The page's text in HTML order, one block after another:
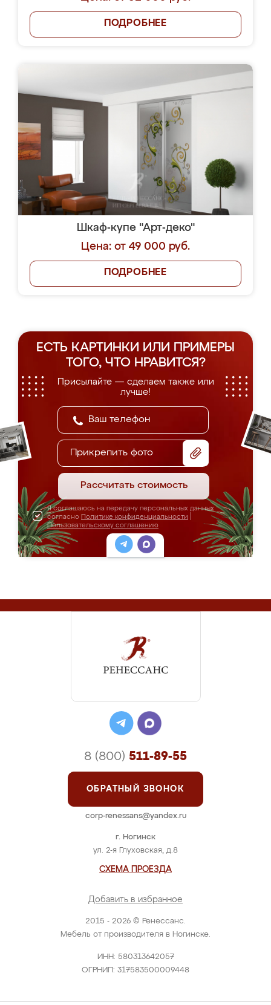
ПОДРОБНЕЕ
Шкаф-купе "Арт-деко"
Цена: от 49 000 руб.
ПОДРОБНЕЕ
ЕСТЬ КАРТИНКИ ИЛИ ПРИМЕРЫ
ТОГО, ЧТО НРАВИТСЯ?
Присылайте — сделаем также или
лучше!
Прикрепить фото
Рассчитать стоимость
Я соглашаюсь на передачу персональных данных
согласно Политике конфиденциальности
Пользовательскому соглашению
2015 - 2026 © Ренессанс.
Мебель от производителя в Ногинске.
ИНН: 580313642057
ОГРНИП: 317583500009448
г. Ногинск
ул. 2-я Глуховская, д.8
СХЕМА ПРОЕЗДА
Добавить в избранное
8 (800) 511-89-55
ОБРАТНЫЙ ЗВОНОК
corp-renessans@yandex.ru